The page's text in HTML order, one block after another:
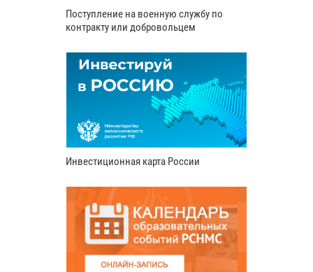
Поступление на военную службу по
контракту или добровольцем
Инвестиционная карта России